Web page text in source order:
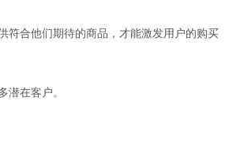
符合他们期待的商品，才能激发用户的购买
潜在客户。